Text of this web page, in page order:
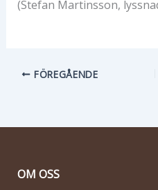
(Stefan Martinsson,
FÖREGÅENDE
OM OSS